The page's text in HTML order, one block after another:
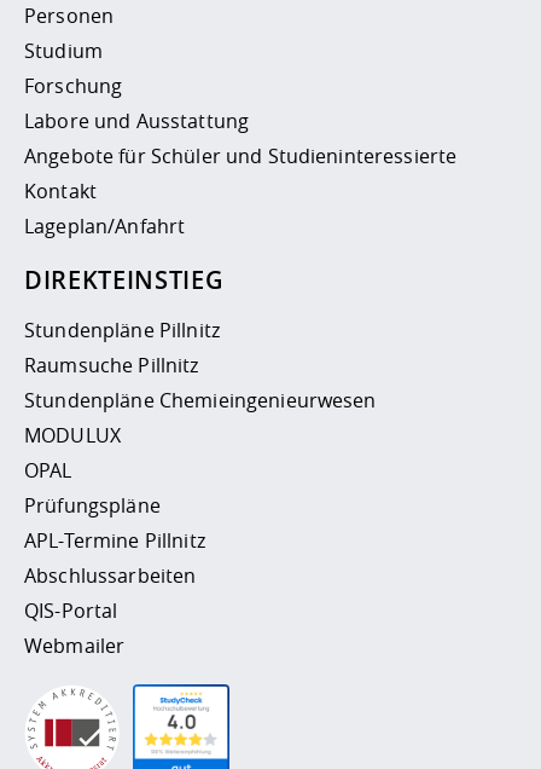
Personen
Studium
Forschung
Labore und Ausstattung
Angebote für Schüler und Studieninteressierte
Kontakt
Lageplan/Anfahrt
DIREKTEINSTIEG
Stundenpläne Pillnitz
Raumsuche Pillnitz
Stundenpläne Chemieingenieurwesen
MODULUX
OPAL
Prüfungspläne
APL-Termine Pillnitz
Abschlussarbeiten
QIS-Portal
Webmailer